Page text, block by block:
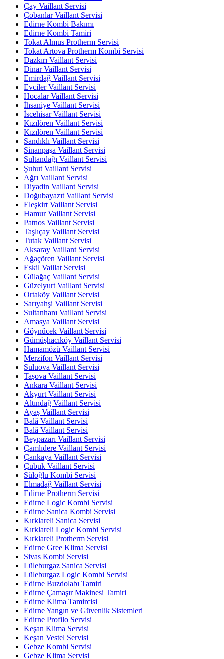
Çay Vaillant Servisi
Çobanlar Vaillant Servisi
Edirne Kombi Bakımı
Edirne Kombi Tamiri
Tokat Almus Protherm Servisi
Tokat Artova Protherm Kombi Servisi
Dazkırı Vaillant Servisi
Dinar Vaillant Servisi
Emirdağ Vaillant Servisi
Evciler Vaillant Servisi
Hocalar Vaillant Servisi
İhsaniye Vaillant Servisi
İscehisar Vaillant Servisi
Kızılören Vaillant Servisi
Kızılören Vaillant Servisi
Sandıklı Vaillant Servisi
Sinanpaşa Vaillant Servisi
Sultandağı Vaillant Servisi
Şuhut Vaillant Servisi
Ağrı Vaillant Servisi
Diyadin Vaillant Servisi
Doğubayazıt Vaillant Servisi
Eleşkirt Vaillant Servisi
Hamur Vaillant Servisi
Patnos Vaillant Servisi
Taşlıçay Vaillant Servisi
Tutak Vaillant Servisi
Aksaray Vaillant Servisi
Ağaçören Vaillant Servisi
Eskil Vaillat Servisi
Gülağaç Vaillant Servisi
Güzelyurt Vaillant Servisi
Ortaköy Vaillant Servisi
Sarıyahşi Vaillant Servisi
Sultanhanı Vaillant Servisi
Amasya Vaillant Servisi
Göynücek Vaillant Servisi
Gümüşhacıköy Vaillant Servisi
Hamamözü Vaillant Servisi
Merzifon Vaillant Servisi
Suluova Vaillant Servisi
Taşova Vaillant Servisi
Ankara Vaillant Servisi
Akyurt Vaillant Servisi
Altındağ Vaillant Servisi
Ayaş Vaillant Servisi
Balâ Vaillant Servisi
Balâ Vaillant Servisi
Beypazarı Vaillant Servisi
Çamlıdere Vaillant Servisi
Çankaya Vaillant Servisi
Çubuk Vaillant Servisi
Süloğlu Kombi Servisi
Elmadağ Vaillant Servisi
Edirne Protherm Servisi
Edirne Logic Kombi Servisi
Edirne Sanica Kombi Servisi
Kırklareli Sanica Servisi
Kırklareli Logic Kombi Servisi
Kırklareli Protherm Servisi
Edirne Gree Klima Servisi
Sivas Kombi Servisi
Lüleburgaz Sanica Servisi
Lüleburgaz Logic Kombi Servisi
Edirne Buzdolabı Tamiri
Edirne Çamaşır Makinesi Tamiri
Edirne Klima Tamircisi
Edirne Yangın ve Güvenlik Sistemleri
Edirne Profilo Servisi
Keşan Klima Servisi
Keşan Vestel Servisi
Gebze Kombi Servisi
Gebze Klima Servisi